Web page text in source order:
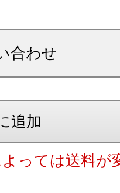
合わせ
追加
っては送料が